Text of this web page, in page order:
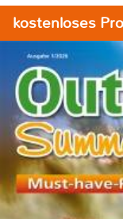
kostenloses